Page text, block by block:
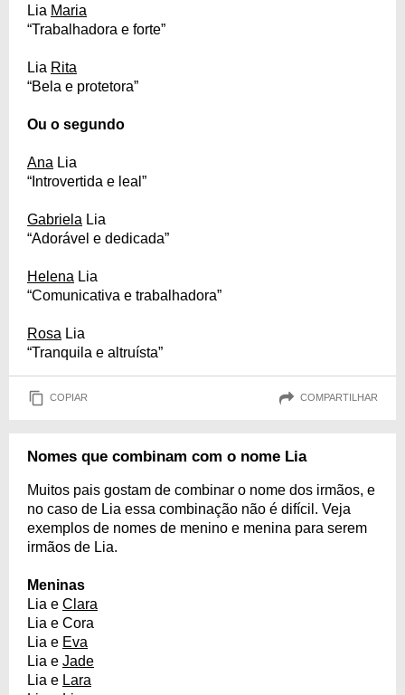
Lia Maria
“Trabalhadora e forte”
Lia Rita
“Bela e protetora”
Ou o segundo
Ana Lia
“Introvertida e leal”
Gabriela Lia
“Adorável e dedicada”
Helena Lia
“Comunicativa e trabalhadora”
Rosa Lia
“Tranquila e altruísta”
COPIAR COMPARTILHAR
Nomes que combinam com o nome Lia
Muitos pais gostam de combinar o nome dos irmãos, e
no caso de Lia essa combinação não é difícil. Veja
exemplos de nomes de menino e menina para serem
irmãos de Lia.
Meninas
Lia e Clara
Lia e Cora
Lia e Eva
Lia e Jade
Lia e Lara